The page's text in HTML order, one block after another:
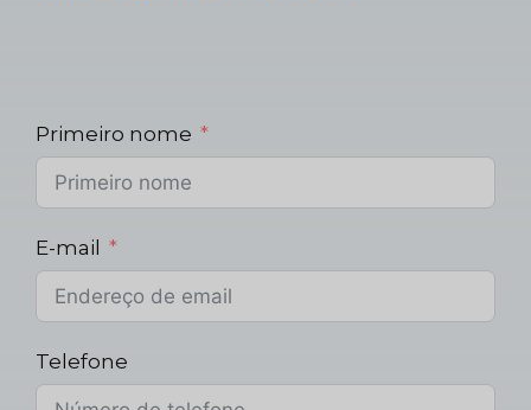
Primeiro nome
E-mail
Telefone